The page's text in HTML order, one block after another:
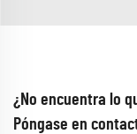
¿No encuentra lo
Póngase en